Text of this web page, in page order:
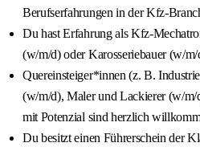
Berufserfahrungen in der Kfz-
Du hast Erfahrung als Kfz-
(w/m/d) oder Karosseriebauer (w/m/
Quereinsteiger*innen (z. B.
(w/m/d), Maler und Lackierer (w/
mit Potenzial sind herzlich
Du besitzt einen Führerschein der